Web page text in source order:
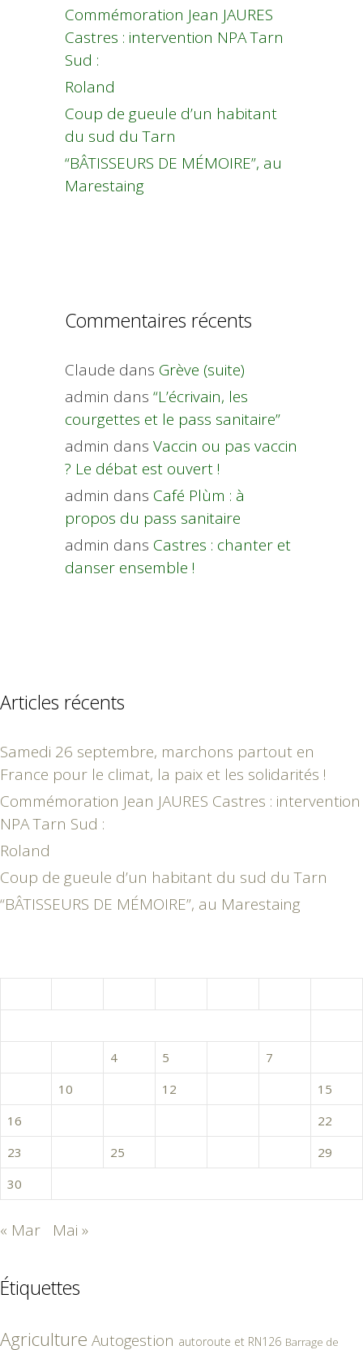
Commémoration Jean JAURES
Castres : intervention NPA Tarn
Sud :
Roland
Coup de gueule d’un habitant
du sud du Tarn
“BÂTISSEURS DE MÉMOIRE”, au
Marestaing
Commentaires récents
Claude dans Grève (suite)
admin dans “L’écrivain, les
courgettes et le pass sanitaire”
admin dans Vaccin ou pas vaccin
? Le débat est ouvert !
admin dans Café Plùm : à
propos du pass sanitaire
admin dans Castres : chanter et
danser ensemble !
Articles récents
Samedi 26 septembre, marchons partout en
France pour le climat, la paix et les solidarités !
Commémoration Jean JAURES Castres : intervention
NPA Tarn Sud :
Roland
Coup de gueule d’un habitant du sud du Tarn
“BÂTISSEURS DE MÉMOIRE”, au Marestaing
4 5 7
10 12
15
16
22
23
25
29
30
« Mar Mai »
Étiquettes
Agriculture Autogestion autoroute et RN126 Barrage de